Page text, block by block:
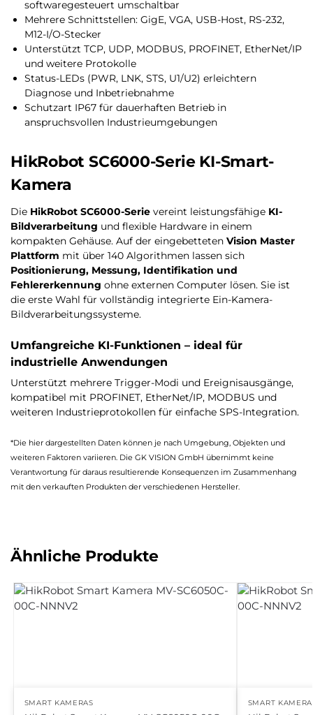
softwaregesteuert umschaltbar
Mehrere Schnittstellen: GigE, VGA, USB-Host, RS-232,
M12-I/O-Stecker
Unterstützt TCP, UDP, MODBUS, PROFINET, EtherNet/IP
und weitere Protokolle
Status-LEDs (PWR, LNK, STS, U1/U2) erleichtern
Diagnose und Inbetriebnahme
Schutzart IP67 für dauerhaften Betrieb in
anspruchsvollen Industrieumgebungen
HikRobot SC6000-Serie KI-Smart-
Kamera
Die HikRobot SC6000-Serie vereint leistungsfähige KI-
Bildverarbeitung und flexible Hardware in einem
kompakten Gehäuse. Auf der eingebetteten Vision Master
Plattform mit über 140 Algorithmen lassen sich
Positionierung, Messung, Identifikation und
Fehlererkennung ohne externen Computer lösen. Sie ist
die erste Wahl für vollständig integrierte Ein-Kamera-
Bildverarbeitungssysteme.
Umfangreiche KI-Funktionen – ideal für
industrielle Anwendungen
Unterstützt mehrere Trigger-Modi und Ereignisausgänge,
kompatibel mit PROFINET, EtherNet/IP, MODBUS und
weiteren Industrieprotokollen für einfache SPS-Integration.
*Die hier dargestellten Daten können je nach Umgebung, Objekten und
weiteren Faktoren variieren. Die GK VISION GmbH übernimmt keine
Verantwortung für daraus resultierende Konsequenzen im Zusammenhang
mit den verkauften Produkten der verschiedenen Hersteller.
Ähnliche Produkte
SMART KAMERAS SMART